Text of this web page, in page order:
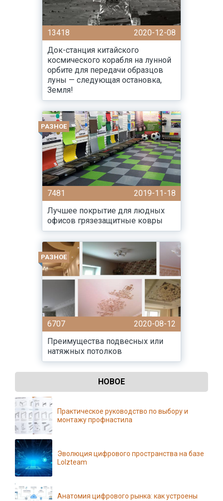
13418
2020-12-08
Док-станция китайского
космического корабля на лунной
орбите для передачи образцов
луны — следующая остановка,
Земля!
РАЗНОЕ
7481
2019-11-18
Лучшее покрытие для людных
офисов грязезащитные ковры
РАЗНОЕ
6707
2020-08-12
Преимущества подвесных или
натяжных потолков
НОВОЕ
Практическое руководство по выбору и
монтажу профнастила
Эволюция цифрового пространства на базе
Lolzteam
Анатомия цифрового рынка: как устроены